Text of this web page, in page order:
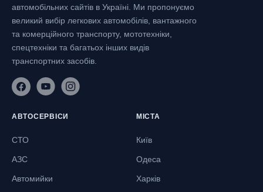
автомобільних сайтів в Україні. Ми пропонуємо
великий вибір легкових автомобілів, вантажного
та комерційного транспорту, мототехніки,
спецтехніки та багатьох інших видів
транспортних засобів.
АВТОСЕРВІСИ
СТО
АЗС
Автомийки
МІСТА
Київ
Одеса
Харків